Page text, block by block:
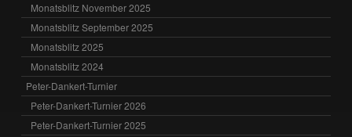
Monatsblitz November 2025
Monatsblitz September 2025
Monatsblitz 2025
Monatsblitz 2024
Peter-Dankert-Turnier
Peter-Dankert-Turnier 2026
Peter-Dankert-Turnier 2025